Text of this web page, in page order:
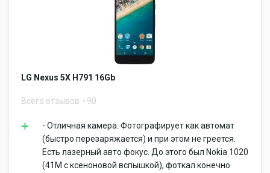
LG Nexus 5X H791 16Gb
Всего отзывов 90
- Отличная камера. Фотографирует как автомат
(быстро перезаряжается) и при этом не греется.
Есть лазерный авто фокус. До этого был Nokia 1020
(41M с ксеноновой вспышкой), фоткал конечно